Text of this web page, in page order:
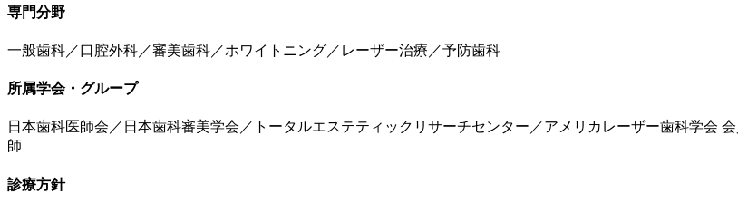
専門分野
一般歯科／口腔外科／審美歯科／ホワイトニング／レーザー治療／予防歯科
所属学会・グループ
日本歯科医師会／日本歯科審美学会／トータルエステティックリサーチセンター／アメリカレーザー歯科学会
師
診療方針